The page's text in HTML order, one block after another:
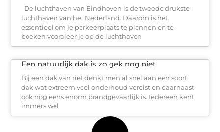
De luchthaven van Eindhoven is de tweede drukste
luchthaven van het Nederland. Daarom is het
essentieel om je parkeerplaats te plannen en te
boeken vooraleer je op de luchthaven
Een natuurlijk dak is zo gek nog niet
Bij een dak van riet denkt men al snel aan een soort
dak wat extreem veel onderhoud vereist en daarnaast
ook nog eens enorm brandgevaarlijk is. Iedereen kent
immers wel